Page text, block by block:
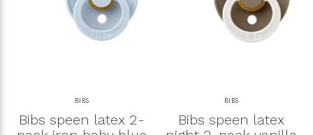
BIBS
Bibs speen latex 2-
BIBS
Bibs speen latex